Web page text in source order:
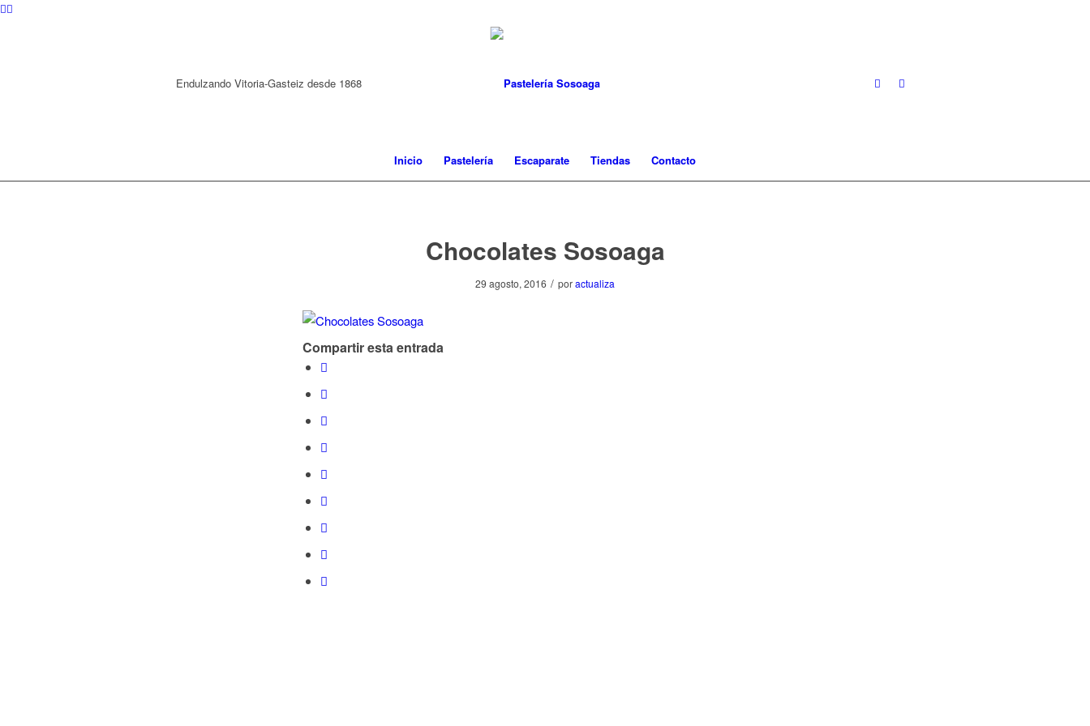
Endulzando Vitoria-Gasteiz desde 1868
Inicio Pastelería Escaparate Tiendas Contacto
Chocolates Sosoaga
29 agosto, 2016 / poractualiza
Compartir esta entrada